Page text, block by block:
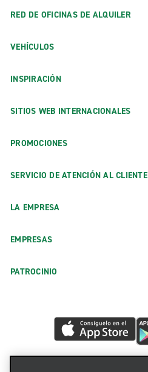
RED DE OFICINAS DE ALQUILER
VEHÍCULOS
INSPIRACIÓN
SITIOS WEB INTERNACIONALES
PROMOCIONES
SERVICIO DE ATENCIÓN AL CLIENTE
LA EMPRESA
EMPRESAS
PATROCINIO